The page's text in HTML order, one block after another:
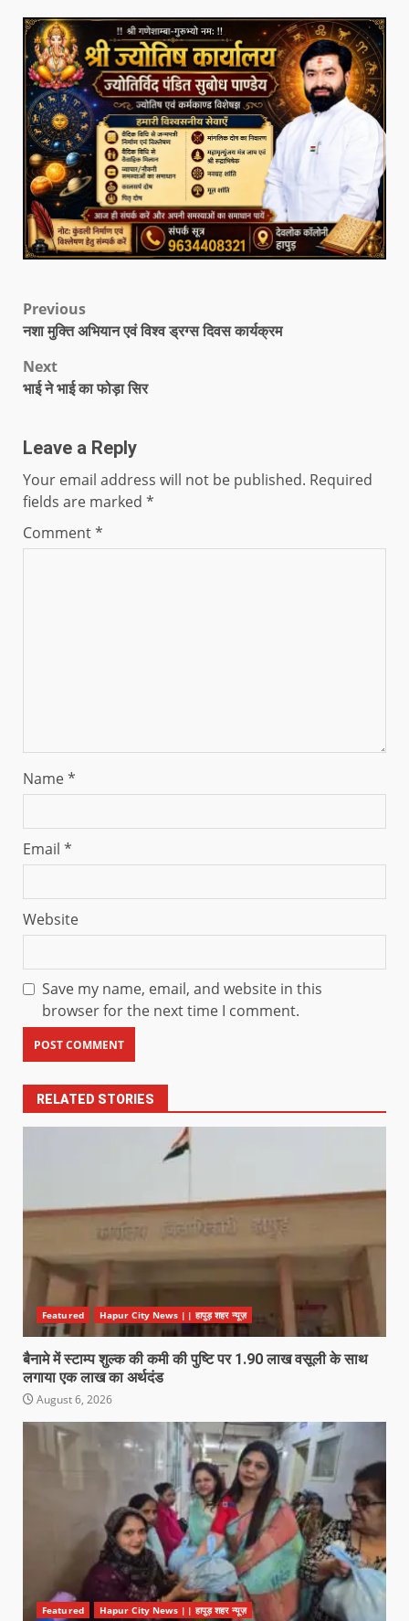
Previous
नशा मुक्ति अभियान एवं विश्व ड्रग्स दिवस कार्यक्रम
Next
भाई ने भाई का फोड़ा सिर
Leave a Reply
Your email address will not be published. Required
fields are marked *
Comment*
Name*
Email *
Website
Save my name, email, and website in this
browser for the next time I comment.
RELATED STORIES
Featured Hapur City News || हापुड़ शहर न्यूज़
बैनामे में स्टाम्प शुल्क की कमी की पुष्टि पर 1.90 लाख वसूली के साथ
लगाया एक लाख का अर्थदंड
August 6, 2026
Featured Hapur City News || हापुड़ शहर न्यूज़